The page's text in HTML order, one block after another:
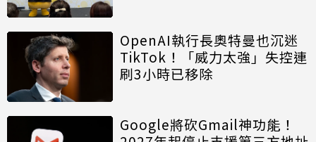
OpenAI執行長奧特曼也沉迷
TikTok！「威力太強」失控連
刷3小時已移除
Google將砍Gmail神功能！